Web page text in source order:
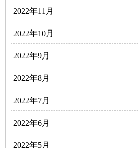
2022年11月
2022年10月
2022年9月
2022年8月
2022年7月
2022年6月
2022年5月